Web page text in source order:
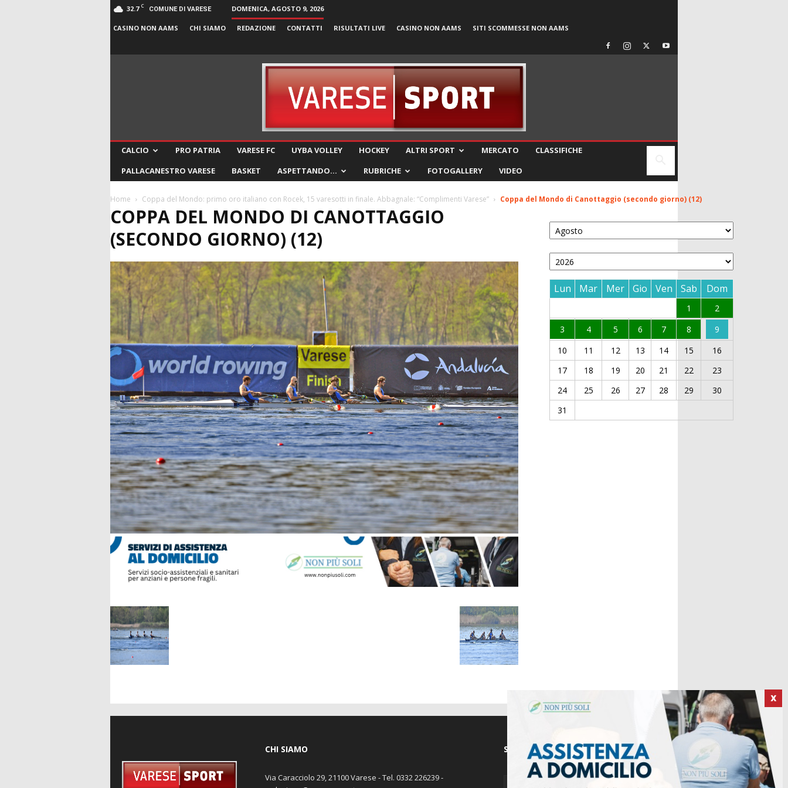
32.7 C COMUNE DI VARESE DOMENICA, AGOSTO 9, 2026
CASINO NON AAMS CHI SIAMO REDAZIONE CONTATTI RISULTATI LIVE CASINO NON AAMS SITI SCOMMESSE NON AAMS
CALCIO PRO PATRIA VARESE FC UYBA VOLLEY HOCKEY ALTRI SPORT MERCATO
CLASSIFICHE
PALLACANESTRO VARESE
BASKET ASPETTANDO… RUBRICHE FOTOGALLERY VIDEO
Home Coppa del Mondo: primo oro italiano con Rocek, 15 varesotti in finale. Abbagnale: “Complimenti Varese” Coppa del Mondo di Canottaggio (secondo giorno) (12)
COPPA DEL MONDO DI CANOTTAGGIO
(SECONDO GIORNO) (12)
Lun Mar Mer Gio Ven Sab Dom
1
2
3
4 5 6 7 8
9
10
11 12 13 14 15
16
17
18 19 20 21 22
23
24
25 26 27 28 29
30
31
X
CHI SIAMO
Via Caracciolo 29, 21100 Varese - Tel. 0332 226239 -
SEGUICI